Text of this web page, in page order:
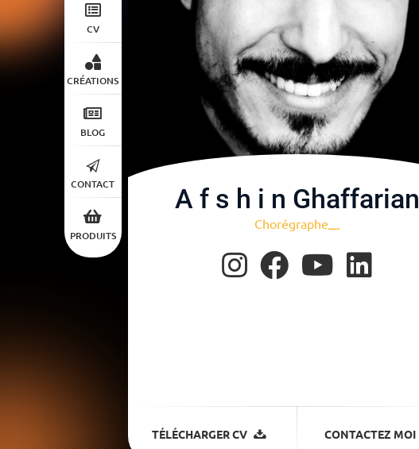
CV
CRÉATIONS
BLOG
CONTACT
PRODUITS
A f s h i n Ghaffarian
Chor|
TÉLÉCHARGER CV CONTACTEZ MOI